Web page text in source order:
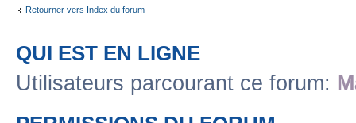
Retourner vers Index du forum
QUI EST EN LIGNE
Utilisateurs parcourant ce forum: